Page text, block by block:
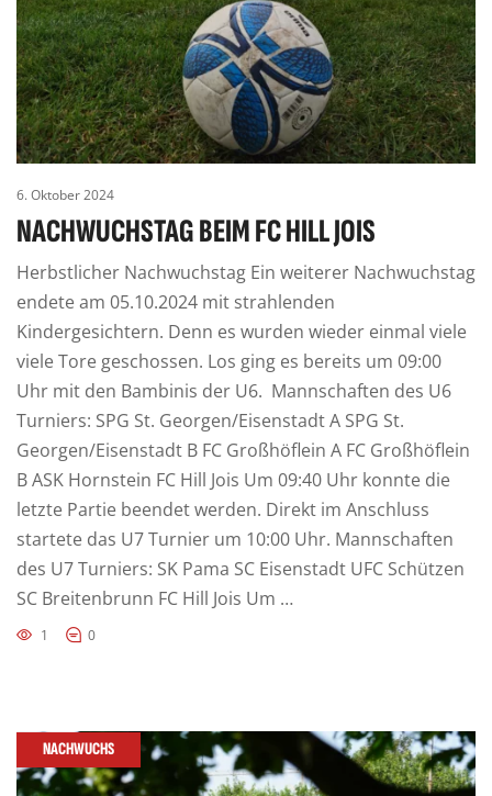
6. Oktober 2024
NACHWUCHSTAG BEIM FC HILL JOIS
Herbstlicher Nachwuchstag Ein weiterer Nachwuchstag
endete am 05.10.2024 mit strahlenden
Kindergesichtern. Denn es wurden wieder einmal viele
viele Tore geschossen. Los ging es bereits um 09:00
Uhr mit den Bambinis der U6. Mannschaften des U6
Turniers: SPG St. Georgen/Eisenstadt A SPG St.
Georgen/Eisenstadt B FC Großhöflein A FC Großhöflein
B ASK Hornstein FC Hill Jois Um 09:40 Uhr konnte die
letzte Partie beendet werden. Direkt im Anschluss
startete das U7 Turnier um 10:00 Uhr. Mannschaften
des U7 Turniers: SK Pama SC Eisenstadt UFC Schützen
SC Breitenbrunn FC Hill Jois Um …
1 0
NACHWUCHS